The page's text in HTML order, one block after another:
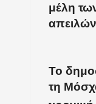
μέλη
Το
τη